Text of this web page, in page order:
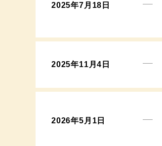
2025年7月18日
2025年11月4日
2026年5月1日